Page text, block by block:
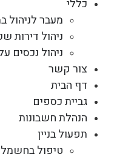
כללי
מעבר לניהול
ניהול דירות
ניהול נכסים
צור קשר
דף הבית
גביית כספים
הנהלת חשבונות
תפעול בניין
טיפול בחשמל